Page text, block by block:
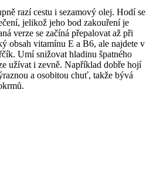
razí cestu i sezamový olej. Hodí se
jelikož jeho bod zakouření je
verze se začíná přepalovat až při
obsah vitamínu E a B6, ale najdete v
Umí snižovat hladinu špatného
užívat i zevně. Například dobře hojí
a osobitou chuť, takže bývá